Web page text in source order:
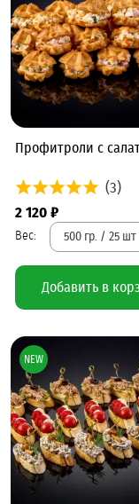
Профитроли с
(3)
2 120 ₽
500 гр. / 25 шт
Добавить в
NEW